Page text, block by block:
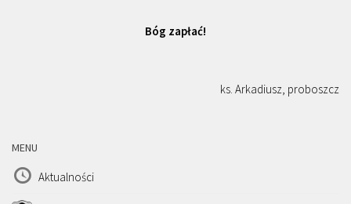
Bóg zapłać!
ks. Arkadiusz, proboszcz
MENU
Aktualności